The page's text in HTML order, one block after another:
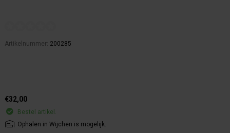
Artikelnummer: 200285
€32,00
Bestel artikel.
Ophalen in Wijchen is mogelijk.